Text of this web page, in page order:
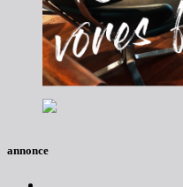
annonce